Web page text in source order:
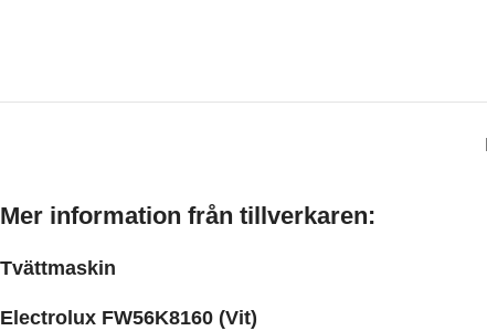
Mer information från tillverkaren:
Tvättmaskin
Electrolux FW56K8160 (Vit)